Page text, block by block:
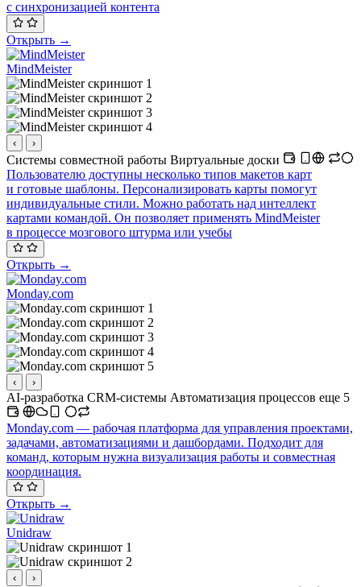
с синхронизацией контента
Открыть →
MindMeister
‹ ›
Системы совместной работы Виртуальные доски
Пользователю доступны несколько типов макетов карт
и готовые шаблоны. Персонализировать карты помогут
индивидуальные стили. Можно работать над интеллект
картами командой. Он позволяет применять MindMeister
в процессе мозгового штурма или учебы
Открыть →
Monday.com
‹ ›
AI-разработка CRM-системы Автоматизация процессов еще 5
Monday.com — рабочая платформа для управления проектами,
задачами, автоматизациями и дашбордами. Подходит для
команд, которым нужна визуализация работы и совместная
координация.
Открыть →
Unidraw
‹ ›